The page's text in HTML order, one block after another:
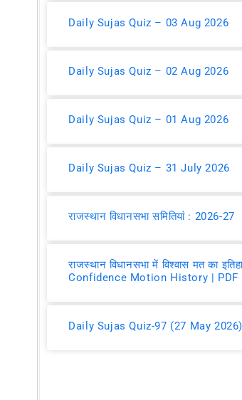
Daily Sujas Quiz – 03 Aug 2026
Daily Sujas Quiz – 02 Aug 2026
Daily Sujas Quiz – 01 Aug 2026
Daily Sujas Quiz – 31 July 2026
राजस्थान विधानसभा समितियां : 2026-27
राजस्थान विधानसभा में विश्वास मत का
Confidence Motion History | PDF
Daily Sujas Quiz-97 (27 May 2026)